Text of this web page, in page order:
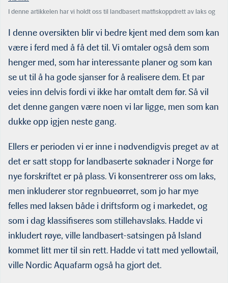
I denne artikkelen har vi holdt oss til landbasert matfiskoppdrett av laks og
ha besøkt det store anlegget til Nordic Kingfish i Fredrikstad, tidligere
Kingfish)
I denne oversikten blir vi bedre kjent med dem som kan
være i ferd med å få det til. Vi omtaler også dem som
henger med, som har interessante planer og som kan
se ut til å ha gode sjanser for å realisere dem. Et par
veies inn delvis fordi vi ikke har omtalt dem før. Så vil
det denne gangen være noen vi lar ligge, men som kan
dukke opp igjen neste gang.
Ellers er perioden vi er inne i nødvendigvis preget av at
det er satt stopp for landbaserte søknader i Norge før
nye forskriftet er på plass. Vi konsentrerer oss om laks,
men inkluderer stor regnbueørret, som jo har mye
felles med laksen både i driftsform og i markedet, og
som i dag klassifiseres som stillehavslaks. Hadde vi
inkludert røye, ville landbasert-satsingen på Island
kommet litt mer til sin rett. Hadde vi tatt med yellowtail,
ville Nordic Aquafarm også ha gjort det.